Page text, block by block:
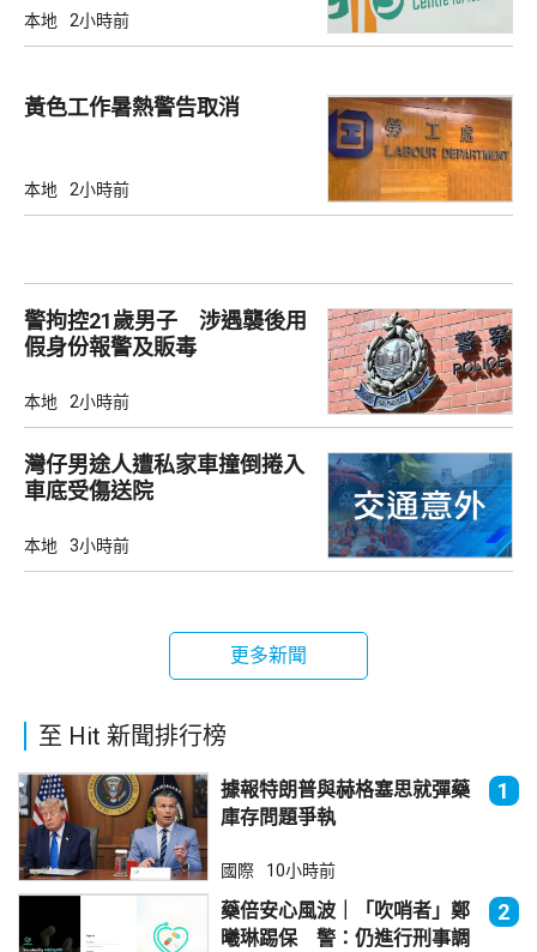
本地 2小時前
黃色工作暑熱警告取消
本地 2小時前
警拘控21歲男子 涉遇襲後用
假身份報警及販毒
本地 2小時前
灣仔男途人遭私家車撞倒捲入
車底受傷送院
本地 3小時前
更多新聞
至 Hit 新聞排行榜
據報特朗普與赫格塞思就彈藥
庫存問題爭執
1
國際 10小時前
藥倍安心風波｜「吹哨者」鄭
曦琳踢保 警：仍進行刑事調
2